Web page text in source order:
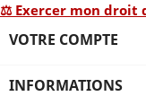
⚖ Exercer mon droit
VOTRE COMPTE
INFORMATIONS